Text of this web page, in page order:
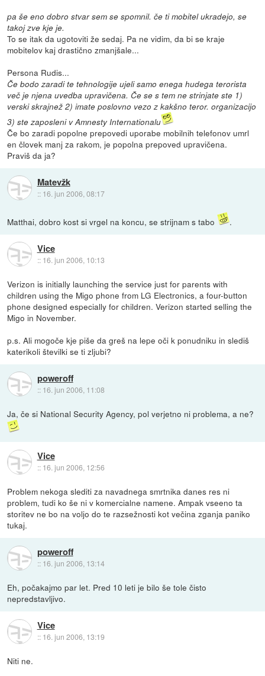
pa še eno dobro stvar sem se spomnil. če ti mobitel ukradejo, se
takoj zve kje je.
To se itak da ugotoviti že sedaj. Pa ne vidim, da bi se kraje
mobitelov kaj drastično zmanjšale...
Persona Rudis...
Če bodo zaradi te tehnologije ujeli samo enega hudega terorista
več je njena uvedba upravičena. Če se s tem ne strinjate ste 1)
verski skrajnež 2) imate poslovno vezo z kakšno teror. organizacijo
3) ste zaposleni v Amnesty Internationalu
Če bo zaradi popolne prepovedi uporabe mobilnih telefonov umrl
en človek manj za rakom, je popolna prepoved upravičena.
Praviš da ja?
Matevžk
:: 16. jun 2006, 08:17
Matthai, dobro kost si vrgel na koncu, se strijnam s tabo .
Vice
:: 16. jun 2006, 10:13
Verizon is initially launching the service just for parents with
children using the Migo phone from LG Electronics, a four-button
phone designed especially for children. Verizon started selling the
Migo in November.
p.s. Ali mogoče kje piše da greš na lepe oči k ponudniku in slediš
katerikoli številki se ti zljubi?
poweroff
:: 16. jun 2006, 11:08
Ja, če si National Security Agency, pol verjetno ni problema, a ne?
Vice
:: 16. jun 2006, 12:56
Problem nekoga slediti za navadnega smrtnika danes res ni
problem, tudi ko še ni v komercialne namene. Ampak vseeno ta
storitev ne bo na voljo do te razsežnosti kot večina zganja paniko
tukaj.
poweroff
:: 16. jun 2006, 13:14
Eh, počakajmo par let. Pred 10 leti je bilo še tole čisto
nepredstavljivo.
Vice
:: 16. jun 2006, 13:19
Niti ne.